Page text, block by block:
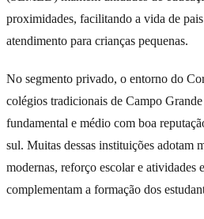
proximidades, facilitando a vida de
atendimento para crianças pequenas.
No segmento privado, o entorno do
colégios tradicionais de Campo
fundamental e médio com boa
sul. Muitas dessas instituições adotam
modernas, reforço escolar e atividades
complementam a formação dos